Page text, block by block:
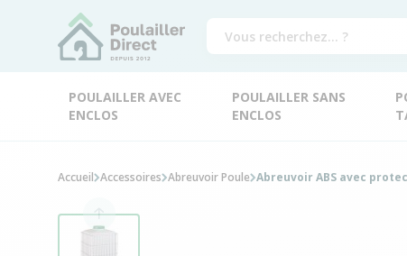
POULAILLER AVEC
ENCLOS
POULAILLER SANS
ENCLOS
Accueil Accessoires Abreuvoir Poule Abreuvoir ABS avec